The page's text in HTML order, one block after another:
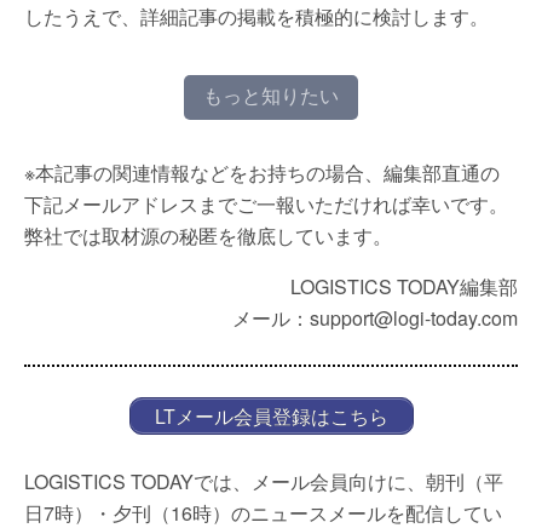
したうえで、詳細記事の掲載を積極的に検討します。
もっと知りたい
※本記事の関連情報などをお持ちの場合、編集部直通の
下記メールアドレスまでご一報いただければ幸いです。
弊社では取材源の秘匿を徹底しています。
LOGISTICS TODAY編集部
メール：support@logi-today.com
LTメール会員登録はこちら
LOGISTICS TODAYでは、メール会員向けに、朝刊（平
日7時）・夕刊（16時）のニュースメールを配信してい